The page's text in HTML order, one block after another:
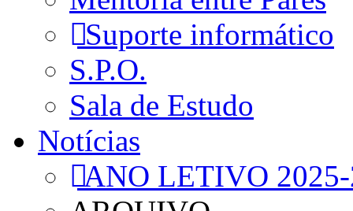
Suporte informático
S.P.O.
Sala de Estudo
Notícias
ANO LETIVO